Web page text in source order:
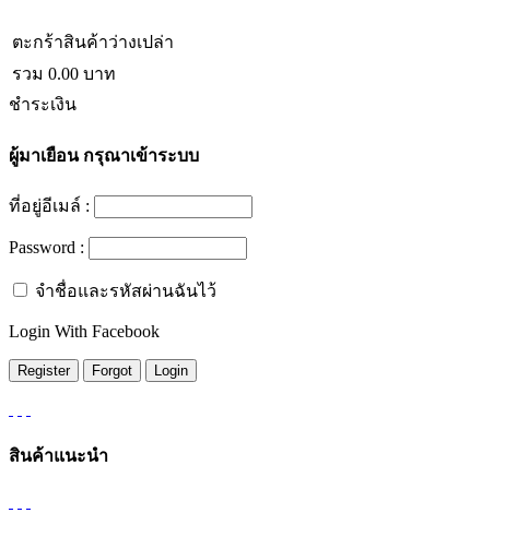
ตะกร้าสินค้าว่างเปล่า
รวม 0.00 บาท
ชำระเงิน
ผู้มาเยือนกรุณาเข้าระบบ
ที่อยู่อีเมล์ :
Password :
จำชื่อและรหัสผ่านฉันไว้
Login With Facebook
สินค้าแนะนำ